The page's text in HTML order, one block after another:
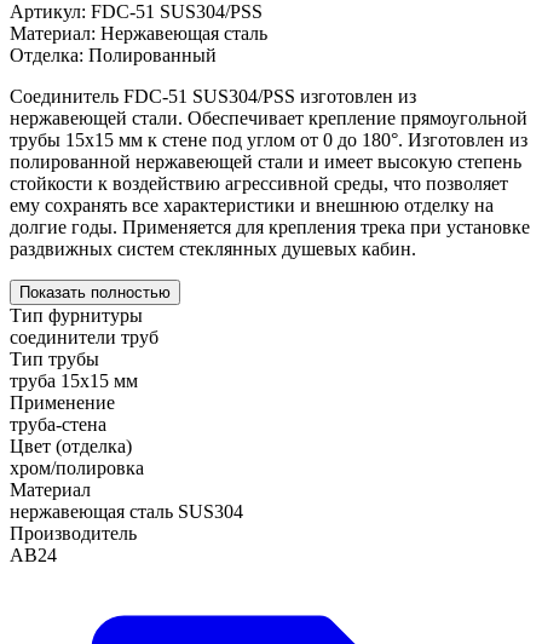
Артикул: FDC-51 SUS304/PSS
Материал: Нержавеющая сталь
Отделка: Полированный
Соединитель FDC-51 SUS304/PSS изготовлен из
нержавеющей стали. Обеспечивает крепление прямоугольной
трубы 15х15 мм к стене под углом от 0 до 180°. Изготовлен из
полированной нержавеющей стали и имеет высокую степень
стойкости к воздействию агрессивной среды, что позволяет
ему сохранять все характеристики и внешнюю отделку на
долгие годы. Применяется для крепления трека при установке
раздвижных систем стеклянных душевых кабин.
Показать полностью
Тип фурнитуры
соединители труб
Тип трубы
труба 15х15 мм
Применение
труба-стена
Цвет (отделка)
хром/полировка
Материал
нержавеющая сталь SUS304
Производитель
АВ24